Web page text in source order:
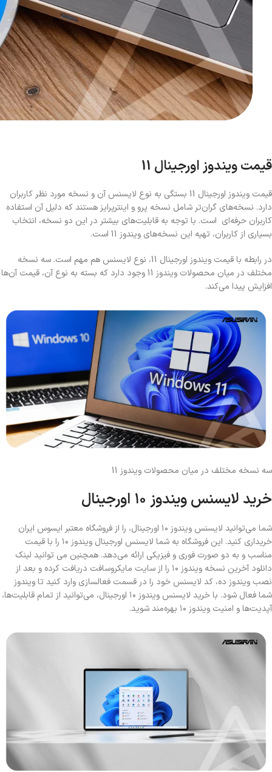
قیمت ویندوز اورجینال 11
قیمت ویندوز اورجینال 11 بستگی به نوع لایسنس آن و نسخه مورد نظر کاربران
دارد. نسخه‌های گران‌تر شامل نسخه پرو و اینترپرایز هستند که دلیل آن استفاده
کاربران حرفه‌ای است. با توجه به قابلیت‌های بیشتر در این دو نسخه، انتخاب
بسیاری از کاربران، تهیه این نسخه‌های ویندوز 11 است.
در رابطه با قیمت ویندوز اورجینال 11، نوع لایسنس هم مهم است. سه نسخه
مختلف در میان محصولات ویندوز 11 وجود دارد که بسته به نوع آن، قیمت آن‌ها
افزایش پیدا می‌کند.
سه نسخه مختلف در میان محصولات ویندوز 11
خرید لایسنس ویندوز ۱۰ اورجینال
شما می‌توانید لایسنس ویندوز ۱۰ اورجینال، را از فروشگاه‌ معتبر ایسوس ایران
خریداری کنید. این فروشگاه‌ به شما لایسنس اورجینال ویندوز ۱۰ را با قیمت
مناسب و به دو صورت فوری و فیزیکی ارائه می‌دهد. همچنین می توانید لینک
دانلود آخرین نسخه ویندوز ۱۰ را از سایت مایکروسافت دریافت کرده و بعد از
نصب ویندوز ده، کد لایسنس خود را در قسمت فعالسازی وارد کنید تا ویندوز
شما فعال شود. با خرید لایسنس ویندوز ۱۰ اورجینال، می‌توانید از تمام قابلیت‌ها،
آپدیت‌ها و امنیت ویندوز ۱۰ بهره‌مند شوید.